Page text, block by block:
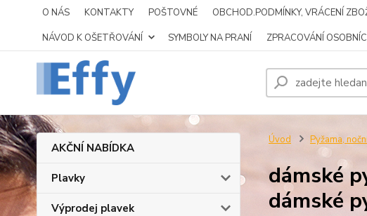
O NÁS KONTAKTY POŠTOVNÉ OBCHOD.PODMÍNKY, VRÁCENÍ
NÁVOD K OŠETŘOVÁNÍ
SYMBOLY NA PRANÍ ZPRACOVÁNÍ
AKČNÍ NABÍDKA
Plavky
Výprodej plavek
Úvod Pyžama,
dámské
dámské